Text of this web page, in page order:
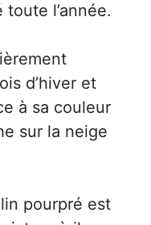
l’année.
d’hiver et
à sa couleur
sur la neige
pourpré est